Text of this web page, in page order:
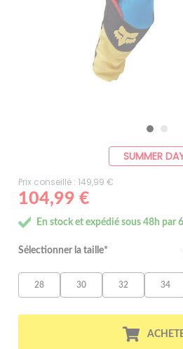
SUMMER
Prix conseillé : 149,99 €
104,99 €
En stock et expédié sous 48h par
Sélectionner la taille*
28 30 32 34